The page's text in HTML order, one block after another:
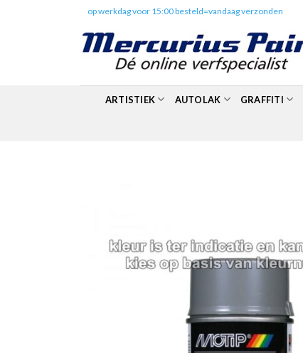
op werkdag voor 15:00 besteld=vandaag verzonden
ARTISTIEK AUTOLAK GRAFFITI